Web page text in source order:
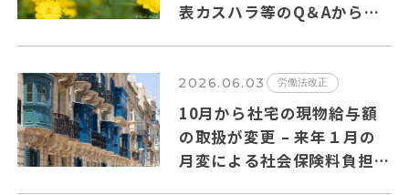
表カスハラ等のQ＆Aからの
2026.06.03 労働法改正
10月から社宅の現物給与額
の取扱が変更 – 来年１月の
月変による社会保険料負担増